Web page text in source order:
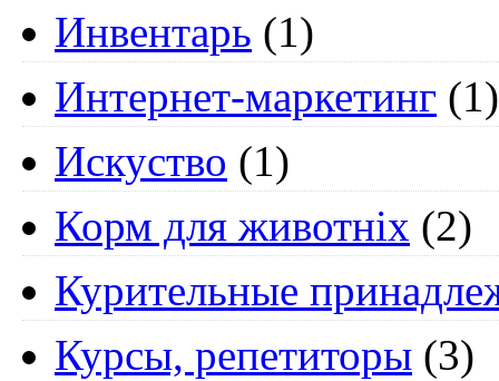
Инвентарь (1)
Интернет-маркетинг (1)
Искуство (1)
Корм для животніх (2)
Курительные
Курсы, репетиторы (3)